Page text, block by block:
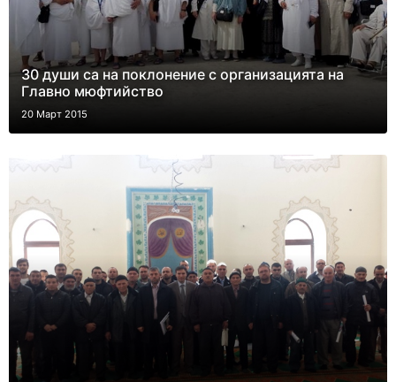
30 души са на поклонение с организацията на
Главно мюфтийство
20 Март 2015